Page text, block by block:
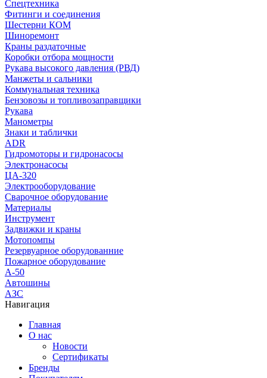
Спецтехника
Фитинги и соединения
Шестерни КОМ
Шиноремонт
Краны раздаточные
Коробки отбора мощности
Рукава высокого давления (РВД)
Манжеты и сальники
Коммунальная техника
Бензовозы и топливозаправщики
Рукава
Манометры
Знаки и таблички
ADR
Гидромоторы и гидронасосы
Электронасосы
ЦА-320
Электрооборудование
Сварочное оборудование
Материалы
Инструмент
Задвижки и краны
Мотопомпы
Резервуарное оборудованние
Пожарное оборудование
А-50
Автошины
АЗС
Навигация
Главная
О нас
Новости
Сертификаты
Бренды